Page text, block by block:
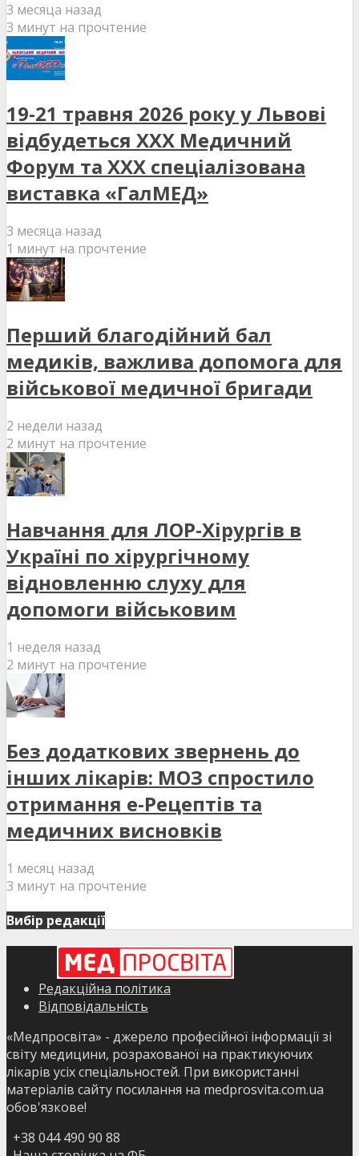
3 месяца назад
3 минут на прочтение
19-21 травня 2026 року у Львові
відбудеться XXX Медичний
Форум та XXX спеціалізована
виставка «ГалМЕД»
3 месяца назад
1 минут на прочтение
Перший благодійний бал
медиків, важлива допомога для
військової медичної бригади
2 недели назад
2 минут на прочтение
Навчання для ЛОР-Хірургів в
Україні по хірургічному
відновленню слуху для
допомоги військовим
1 неделя назад
2 минут на прочтение
Без додаткових звернень до
інших лікарів: МОЗ спростило
отримання е-Рецептів та
медичних висновків
1 месяц назад
3 минут на прочтение
Вибір редакції
Редакційна політика
Відповідальність
«Медпросвіта» - джерело професійної інформації зі
світу медицини, розрахованої на практикуючих
лікарів усіх спеціальностей. При використанні
матеріалів сайту посилання на medprosvita.com.ua
обов'язкове!
+38 044 490 90 88